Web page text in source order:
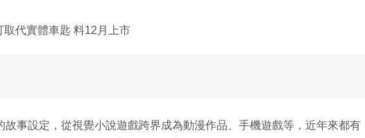
取代實體車匙 料12月上市
故事設定，從視覺小說遊戲跨界成為動漫作品、手機遊戲等，近年來都有